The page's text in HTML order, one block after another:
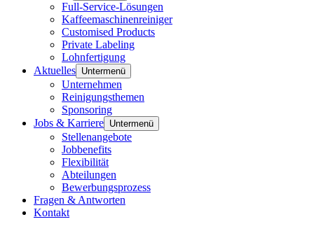
Full-Service-Lösungen
Kaffeemaschinenreiniger
Customised Products
Private Labeling
Lohnfertigung
Aktuelles Untermenü
Unternehmen
Reinigungsthemen
Sponsoring
Jobs & Karriere Untermenü
Stellenangebote
Jobbenefits
Flexibilität
Abteilungen
Bewerbungsprozess
Fragen & Antworten
Kontakt